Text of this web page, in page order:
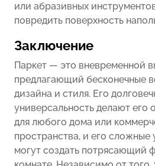
или абразивных
повредить поверхность
Заключение
Паркет — это вневременной
предлагающий бесконечные
дизайна и стиля. Его
универсальность делают
для любого дома или
пространства, и его сложные
могут создать потрясающий